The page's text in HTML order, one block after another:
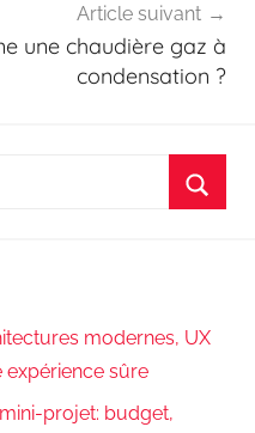
Article suivant
une chaudière gaz à
condensation ?
modernes, UX
sûre
projet: budget,